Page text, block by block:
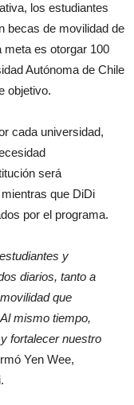
los estudiantes
becas de movilidad de
meta es otorgar 100
Autónoma de Chile
objetivo.
cada universidad,
será
que DiDi
por el programa.
y
diarios, tanto a
que
mismo tiempo,
fortalecer nuestro
Yen Wee,